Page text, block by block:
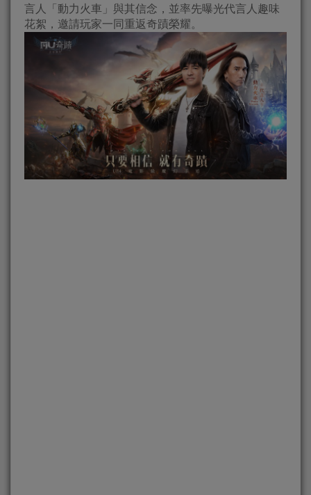
言人「動力火車」與其信念，並率先曝光代言人趣味
花絮，邀請玩家一同重返奇蹟榮耀。